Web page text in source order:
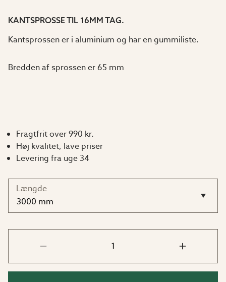
KANTSPROSSE TIL 16MM TAG.
Kantsprossen er i aluminium og har en gummiliste.
Bredden af sprossen er 65 mm
Fragtfrit over 990 kr.
Høj kvalitet, lave priser
Levering fra uge 34
Længde